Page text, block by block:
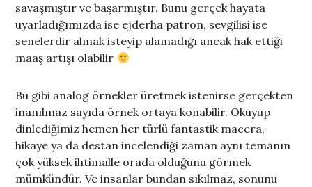
savaşmıştır ve başarmıştır. Bunu gerçek hayata
uyarladığımızda ise ejderha patron, sevgilisi ise
senelerdir almak isteyip alamadığı ancak hak ettiği
maaş artışı olabilir
Bu gibi analog örnekler üretmek istenirse gerçekten
inanılmaz sayıda örnek ortaya konabilir. Okuyup
dinlediğimiz hemen her türlü fantastik macera,
hikaye ya da destan incelendiği zaman aynı temanın
çok yüksek ihtimalle orada olduğunu görmek
mümkündür. Ve insanlar bundan sıkılmaz, sonunu